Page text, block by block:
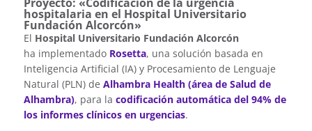
hospitalaria en el Hospital Universitario
Fundación Alcorcón»
El Hospital Universitario Fundación Alcorcón
ha implementado Rosetta, una solución basada en
Inteligencia Artificial (IA) y Procesamiento de Lenguaje
Natural (PLN) de Alhambra Health (área de Salud de
Alhambra), para la codificación automática del 94% de
los informes clínicos en urgencias.